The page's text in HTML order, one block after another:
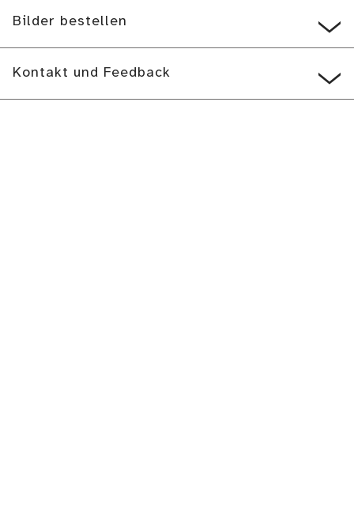
Bilder bestellen
Kontakt und Feedback